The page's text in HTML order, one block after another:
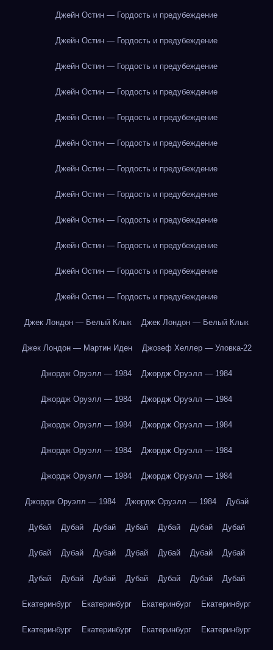
Джейн Остин — Гордость и предубеждение
Джейн Остин — Гордость и предубеждение
Джейн Остин — Гордость и предубеждение
Джейн Остин — Гордость и предубеждение
Джейн Остин — Гордость и предубеждение
Джейн Остин — Гордость и предубеждение
Джейн Остин — Гордость и предубеждение
Джейн Остин — Гордость и предубеждение
Джейн Остин — Гордость и предубеждение
Джейн Остин — Гордость и предубеждение
Джейн Остин — Гордость и предубеждение
Джейн Остин — Гордость и предубеждение
Джек Лондон — Белый Клык Джек Лондон — Белый Клык
Джек Лондон — Мартин Иден Джозеф Хеллер — Уловка-22
Джордж Оруэлл — 1984 Джордж Оруэлл — 1984
Джордж Оруэлл — 1984 Джордж Оруэлл — 1984
Джордж Оруэлл — 1984 Джордж Оруэлл — 1984
Джордж Оруэлл — 1984 Джордж Оруэлл — 1984
Джордж Оруэлл — 1984 Джордж Оруэлл — 1984
Джордж Оруэлл — 1984 Джордж Оруэлл — 1984 Дубай
Дубай Дубай Дубай Дубай Дубай Дубай Дубай
Дубай Дубай Дубай Дубай Дубай Дубай Дубай
Дубай Дубай Дубай Дубай Дубай Дубай Дубай
Екатеринбург Екатеринбург Екатеринбург Екатеринбург
Екатеринбург Екатеринбург Екатеринбург Екатеринбург